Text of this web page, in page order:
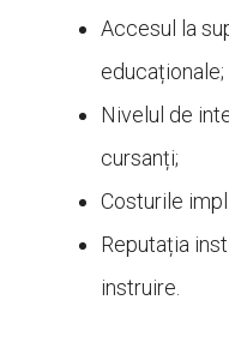
Accesul la
educaționale;
Nivelul de
cursanți;
Costurile
Reputația
instruire.